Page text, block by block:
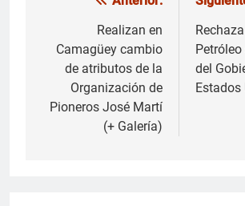
Navegación
entradas
Realizan en
Camagüey cambio
de atributos de la
Organización de
Pioneros José Martí
(+ Galería)
del
Estados